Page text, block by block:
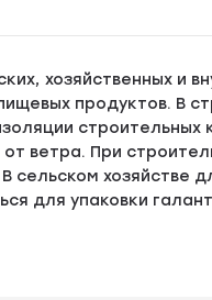
хозяйственных и
продуктов. В
строительных
ветра. При
сельском хозяйстве
для упаковки